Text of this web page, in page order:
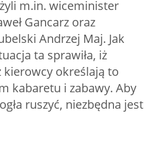
m.in. wiceminister
Gancarz oraz
Andrzej Maj. Jak
ta sprawiła, iż
kierowcy określają to
kabaretu i zabawy. Aby
ruszyć, niezbędna jest